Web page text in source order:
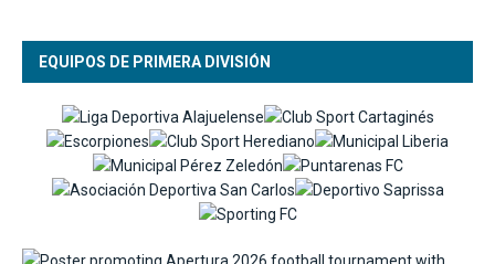
EQUIPOS DE PRIMERA DIVISIÓN